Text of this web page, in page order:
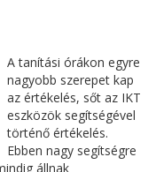
A tanítási órákon egyre
nagyobb szerepet kap
az értékelés, sőt az IKT
eszközök segítségével
történő értékelés.
Ebben nagy segítségre
állnak